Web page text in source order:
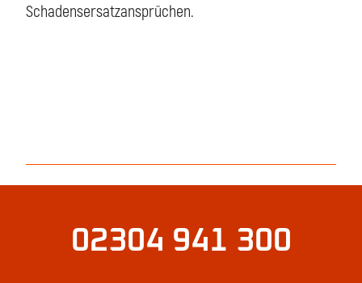
Schadensersatzansprüchen.
02304 941 300